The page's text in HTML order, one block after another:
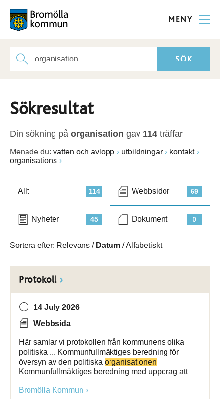
MENY
Sökresultat
Din sökning på organisation gav 114 träffar
Menade du: vatten och avlopp utbildningar
kontakt
organisations
114
Allt 69
Webbsidor
45
Nyheter 0
Dokument
Sortera efter: Relevans / Datum /Alfabetiskt
Protokoll
14 July 2026
Webbsida
Här samlar vi protokollen från kommunens olika
politiska ... Kommunfullmäktiges beredning för
översyn av den politiska organisationen
Kommunfullmäktiges beredning med uppdrag att
Bromölla Kommun